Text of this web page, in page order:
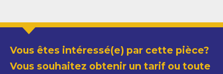
Vous êtes intéressé(e) par cette pièce?
Vous souhaitez obtenir un tarif ou toute